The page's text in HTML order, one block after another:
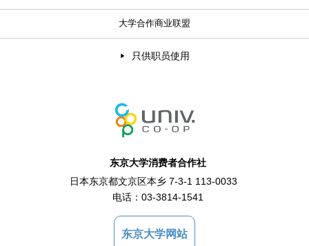
大学合作商业联盟
只供职员使用
东京大学消费者合作社
日本东京都文京区本乡 7-3-1 113-0033
电话： 03-3814-1541
东京大学网站